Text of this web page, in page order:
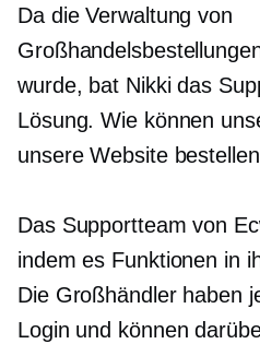
Da die Verwaltung von
wurde, bat Nikki das
Lösung. Wie können
unsere Website
Das Supportteam von
indem es Funktionen in
Die Großhändler haben
Login und können